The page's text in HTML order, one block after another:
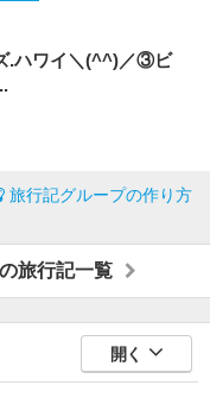
.ハワイ＼(^^)／③ビ
旅行記グループの作り方
旅行記一覧
開く